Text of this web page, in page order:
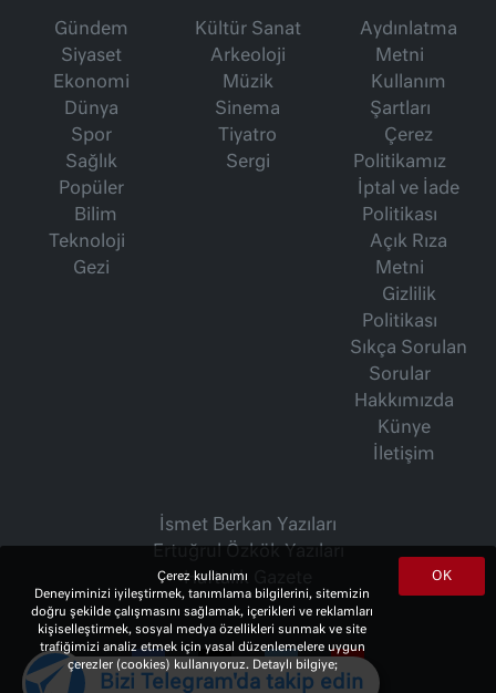
Gündem
Siyaset
Ekonomi
Dünya
Spor
Sağlık
Popüler
Bilim
Teknoloji
Gezi
Kültür Sanat
Arkeoloji
Müzik
Sinema
Tiyatro
Sergi
Aydınlatma
Metni
Kullanım
Şartları
Çerez
Politikamız
İptal ve İade
Politikası
Açık Rıza
Metni
Gizlilik
Politikası
Sıkça Sorulan
Sorular
Hakkımızda
Künye
İletişim
İsmet Berkan Yazıları
Haftalık Gazete
OK
Çerez kullanımı
Deneyiminizi iyileştirmek, tanımlama bilgilerini, sitemizin
doğru şekilde çalışmasını sağlamak, içerikleri ve reklamları
kişiselleştirmek, sosyal medya özellikleri sunmak ve site
trafiğimizi analiz etmek için yasal düzenlemelere uygun
çerezler (cookies) kullanıyoruz. Detaylı bilgiye;
Bizi Telegram'da takip edin